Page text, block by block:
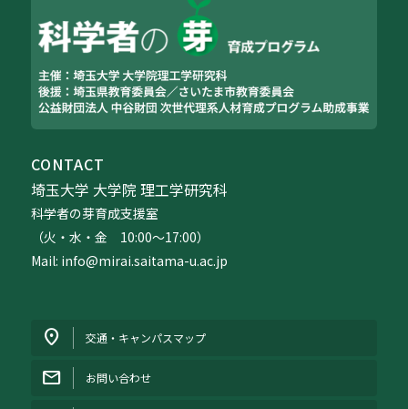
CONTACT
埼玉大学 大学院 理工学研究科
科学者の芽育成支援室
（火・水・金 10:00〜17:00）
Mail: info@mirai.saitama-u.ac.jp
交通・キャンパスマップ
お問い合わせ